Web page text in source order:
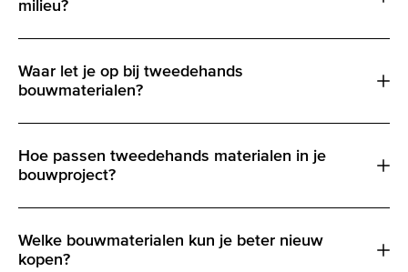
milieu?
Waar let je op bij tweedehands
bouwmaterialen?
Hoe passen tweedehands materialen in je
bouwproject?
Welke bouwmaterialen kun je beter nieuw
kopen?